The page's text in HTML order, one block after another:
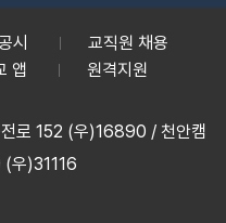
시
교직원 채용
앱 원격지원
전로 152 (우)16890 / 천안캠
(우)31116